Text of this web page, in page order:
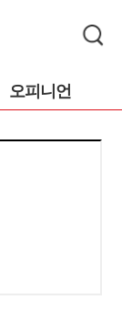
오피니언